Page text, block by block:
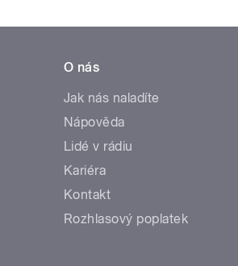
O nás
Jak nás naladíte
Nápověda
Lidé v rádiu
Kariéra
Kontakt
Rozhlasový poplatek